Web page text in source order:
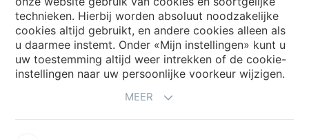
Kies uw land
My Forbo
technieken. Hierbij worden absoluut noodzakelijke
cookies altijd gebruikt, en andere cookies alleen als
u daarmee instemt. Onder «Mijn instellingen» kunt u
uw toestemming altijd weer intrekken of de cookie-
instellingen naar uw persoonlijke voorkeur wijzigen.
MEER